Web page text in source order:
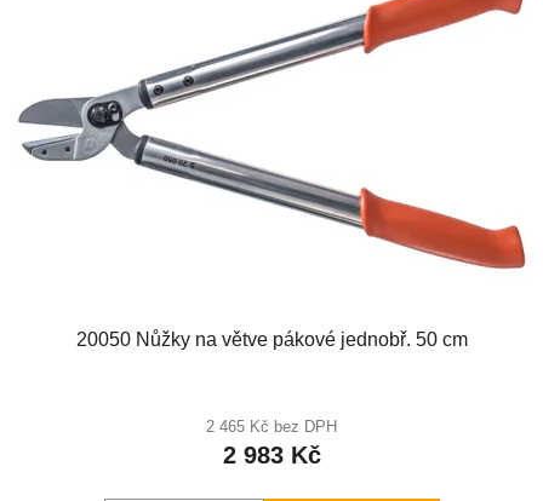
20050 Nůžky na větve pákové jednobř. 50 cm
2 465 Kč bez DPH
2 983 Kč